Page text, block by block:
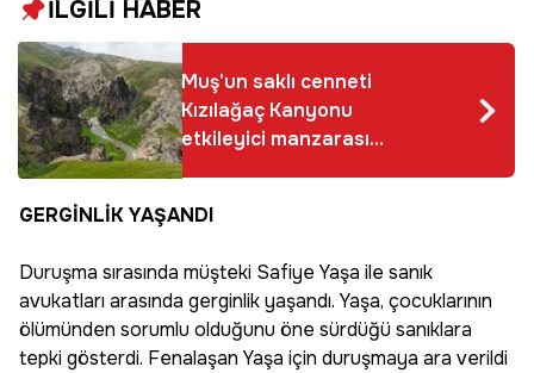
İLGİLİ HABER
Muş'un saklı cenneti
Kızılağaç Kanyonu
etkileyici manzarası,
doğal yürüyüş
atmosferiyle
bekliyor
GERGİNLİK YAŞANDI
Duruşma sırasında müşteki Safiye Yaşa ile sanık
avukatları arasında gerginlik yaşandı. Yaşa, çocuklarının
ölümünden sorumlu olduğunu öne sürdüğü sanıklara
tepki gösterdi. Fenalaşan Yaşa için duruşmaya ara verildi